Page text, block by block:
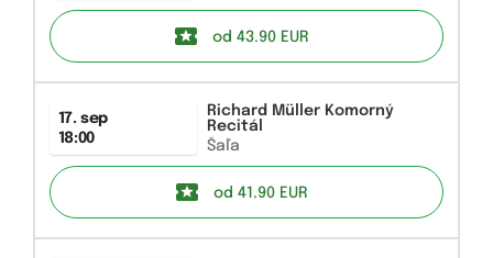
od 43.90 EUR
17. sep
18:00
Richard Müller Komorný
Recitál
Šaľa
od 41.90 EUR